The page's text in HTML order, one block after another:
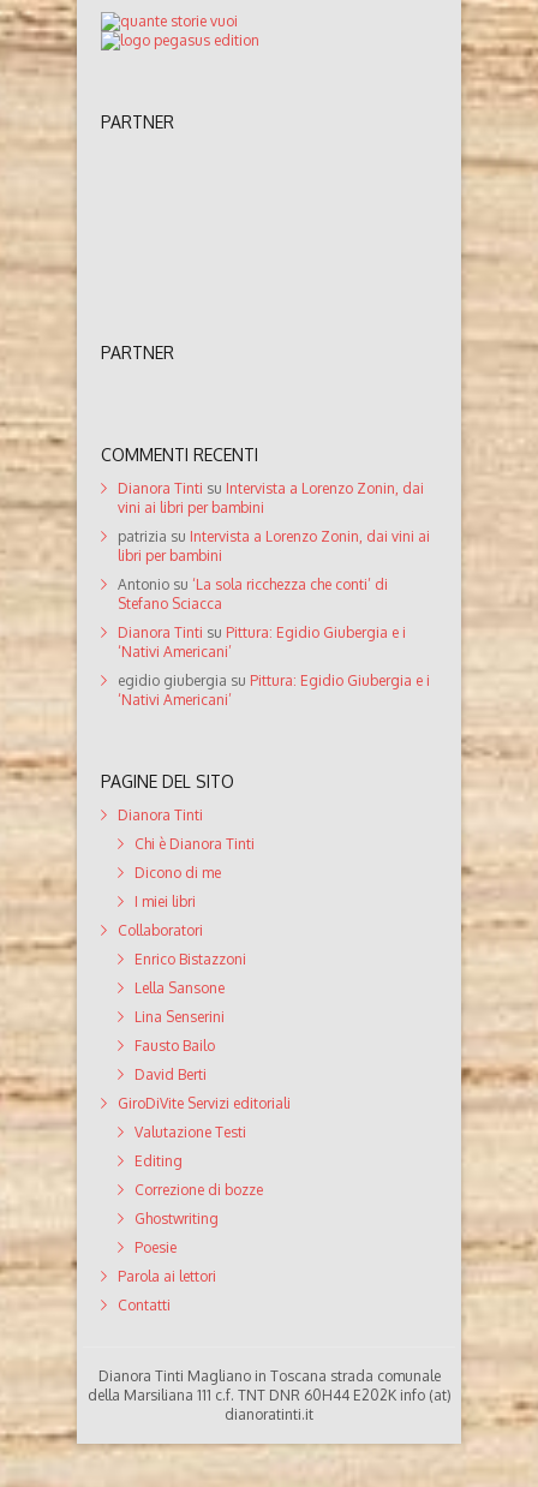
PARTNER
PARTNER
COMMENTI RECENTI
Dianora Tinti su Intervista a Lorenzo Zonin, dai
vini ai libri per bambini
patrizia su Intervista a Lorenzo Zonin, dai vini ai
libri per bambini
Antonio su ‘La sola ricchezza che conti’ di
Stefano Sciacca
Dianora Tinti su Pittura: Egidio Giubergia e i
‘Nativi Americani’
egidio giubergia su Pittura: Egidio Giubergia e i
‘Nativi Americani’
PAGINE DEL SITO
Dianora Tinti
Chi è Dianora Tinti
Dicono di me
I miei libri
Collaboratori
Enrico Bistazzoni
Lella Sansone
Lina Senserini
Fausto Bailo
David Berti
GiroDiVite Servizi editoriali
Valutazione Testi
Editing
Correzione di bozze
Ghostwriting
Poesie
Parola ai lettori
Contatti
Dianora Tinti Magliano in Toscana strada comunale
della Marsiliana 111 c.f. TNT DNR 60H44 E202K info (at)
dianoratinti.it